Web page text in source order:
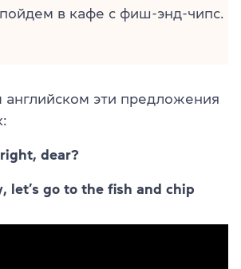
в кафе с фиш-энд-чипс.
английском эти предложения
dear?
let’s go to the fish and chip